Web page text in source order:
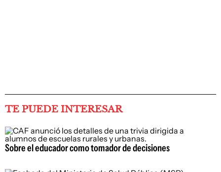
TE PUEDE INTERESAR
Sobre el educador como tomador de decisiones